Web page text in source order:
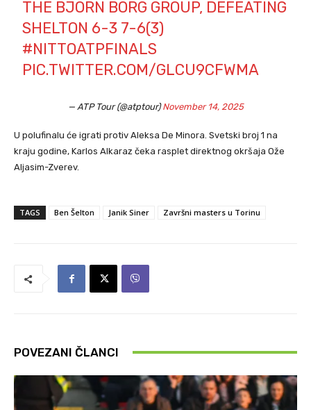
THE BJORN BORG GROUP, DEFEATING
SHELTON 6-3 7-6(3)
#NITTOATPFINALS
PIC.TWITTER.COM/GLCU9CFWMA
— ATP Tour (@atptour)November 14, 2025
U polufinalu će igrati protiv Aleksa De Minora. Svetski broj 1 na
kraju godine, Karlos Alkaraz čeka rasplet direktnog okršaja Ože
Aljasim-Zverev.
TAGS Ben Šelton Janik Siner Završni masters u Torinu
POVEZANI ČLANCI